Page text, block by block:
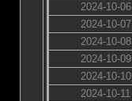
2024-10-06
2024-10-07
2024-10-08
2024-10-09
2024-10-10
2024-10-11